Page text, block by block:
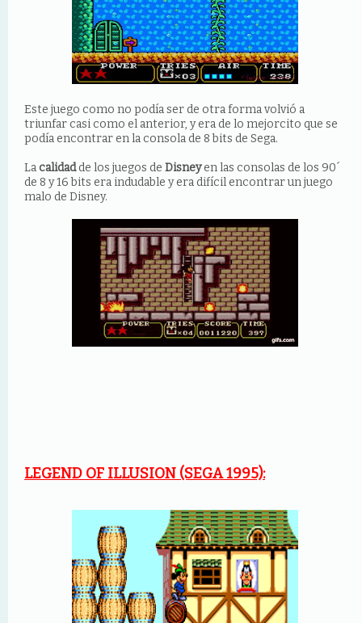
Este juego como no podía ser de otra forma volvió a
triunfar casi como el anterior, y era de lo mejorcito que se
podía encontrar en la consola de 8 bits de Sega.
Lacalidadde los juegos de Disneyen las consolas de los 90´
de 8 y 16 bits era indudable y era difícil encontrar un juego
malo de Disney.
LEGEND OF ILLUSION (SEGA 1995):